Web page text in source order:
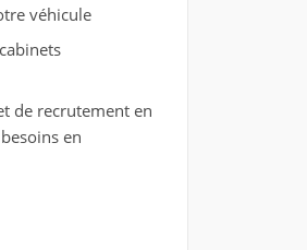
véhicule
de recrutement en
en